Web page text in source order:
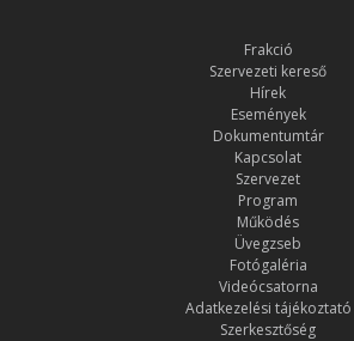
Frakció
Szervezeti kereső
Hírek
Események
Dokumentumtár
Kapcsolat
Szervezet
Program
Működés
Üvegzseb
Fotógaléria
Videócsatorna
Adatkezelési tájékoztató
Szerkesztőség